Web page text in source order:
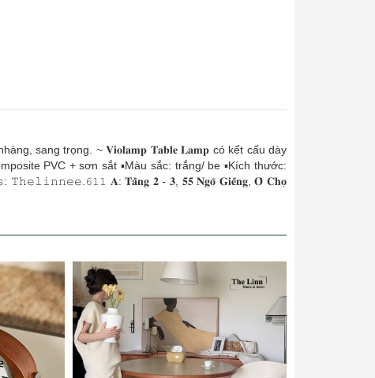
sang trọng. ~ 𝐕𝐢𝐨𝐥𝐚𝐦𝐩 𝐓𝐚𝐛𝐥𝐞 𝐋𝐚𝐦𝐩 có kết cấu dày
PVC + sơn sắt ▪️Màu sắc: trắng/ be ▪️Kích thước:
𝚃𝚑𝚎𝚕𝚒𝚗𝚗𝚎𝚎.𝟼𝟷𝟷 𝐀: 𝐓𝐚̂̀𝐧𝐠 𝟐 - 𝟑, 𝟓𝟓 𝐍𝐠𝐨̃ 𝐆𝐢𝐞̂́𝐧𝐠, 𝐎̂ 𝐂𝐡𝐨̛̣